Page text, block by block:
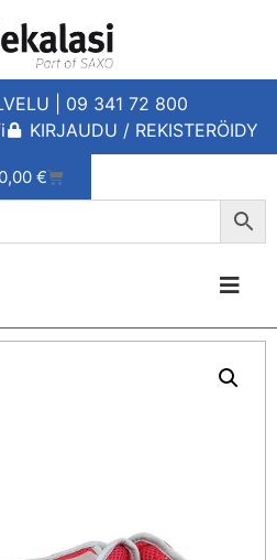
| 09 341 72 800
KIRJAUDU / REKISTERÖIDY
0,00 €